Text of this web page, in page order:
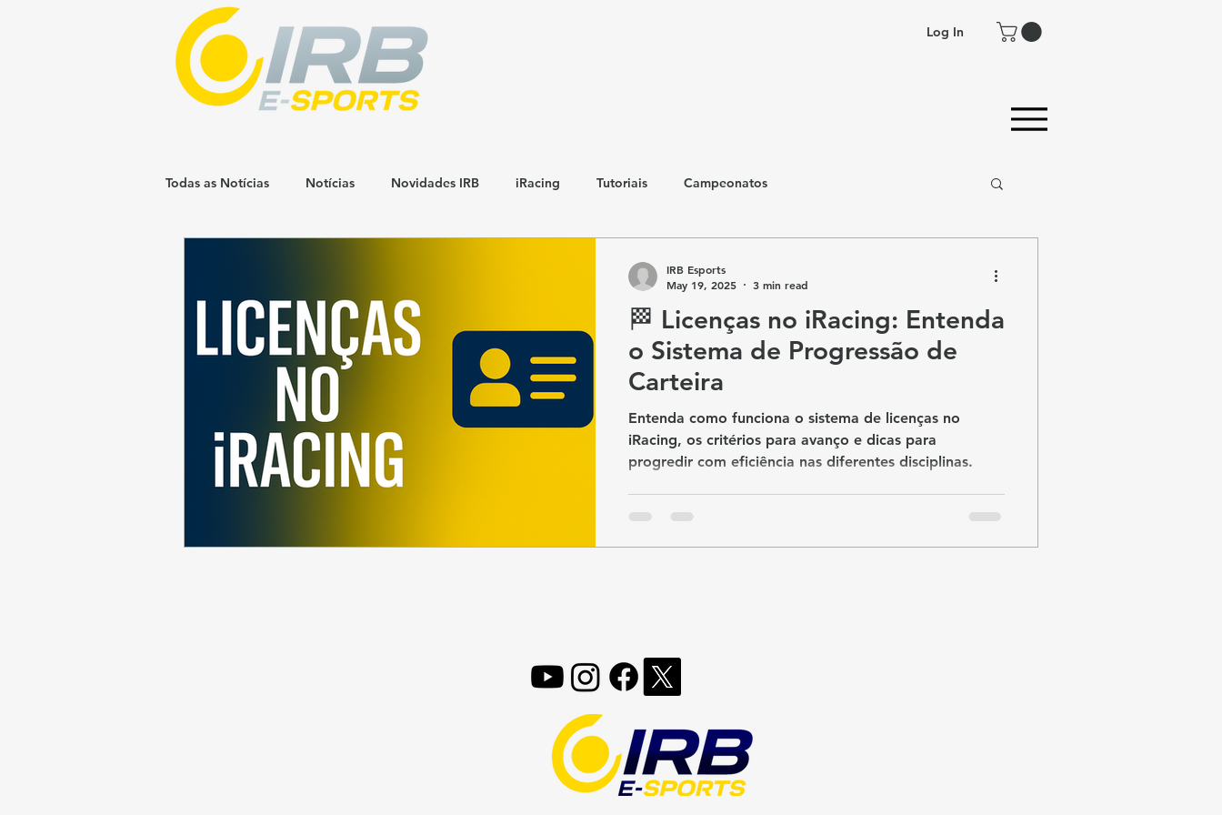
Log In
Todas as Notícias Notícias Novidades IRB iRacing Tutoriais Campeonatos
🏁 Licenças no iRacing: Entenda
o Sistema de Progressão de
Carteira
Entenda como funciona o sistema de licenças no
iRacing, os critérios para avanço e dicas para
progredir com eficiência nas diferentes disciplinas.
IRB Esports
May 19, 2025
3 min read